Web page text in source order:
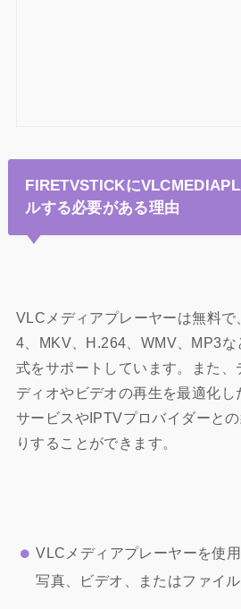
FIRETVSTICKに
ルする必要がある理由
VLCメディアプレーヤーは無料
4、MKV、H.264、WMV、MP3な
式をサポートしています。また
ディオやビデオの再生を最適化
サービスやIPTVプロバイダーと
りすることができます。
VLCメディアプレーヤーを使
写真、ビデオ、またはファイル